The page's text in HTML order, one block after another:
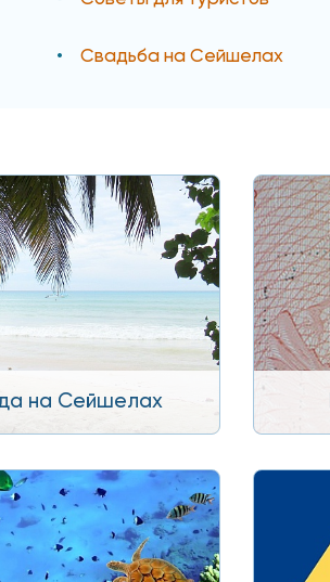
Свадьба на Сейшелах
на Сейшелах